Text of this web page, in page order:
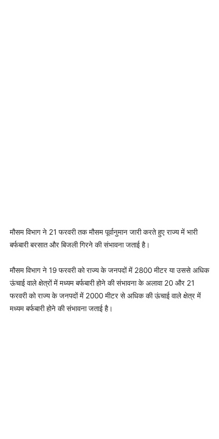
मौसम विभाग ने 21 फरवरी तक मौसम पूर्वानुमान जारी करते हुए राज्य में भारी
बर्फबारी बरसात और बिजली गिरने की संभावना जताई है।
मौसम विभाग ने 19 फरवरी को राज्य के जनपदों में 2800 मीटर या उससे अधिक
ऊंचाई वाले क्षेत्रों में मध्यम बर्फबारी होने की संभावना के अलावा 20 और 21
फरवरी को राज्य के जनपदों में 2000 मीटर से अधिक की ऊंचाई वाले क्षेत्र में
मध्यम बर्फबारी होने की संभावना जताई है।